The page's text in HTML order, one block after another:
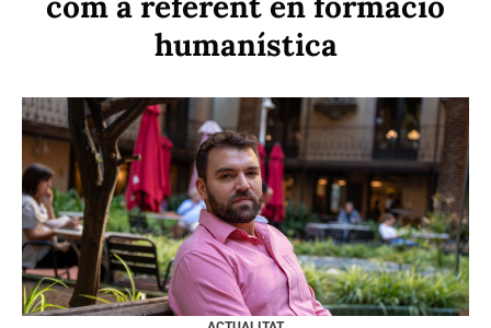
DIJOUS 29 DE MAIG - 12:30 H
als nous socis i sòcies